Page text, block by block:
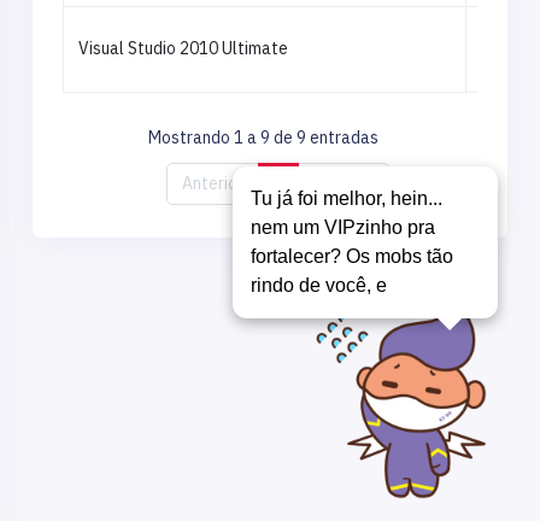
Visual Studio 2010 Ultimate
Mostrando 1 a 9 de 9 entradas
Anterior
Tu já foi melhor, hein...
nem um VIPzinho pra
fortalecer? Os mobs tão
rindo de você, eu